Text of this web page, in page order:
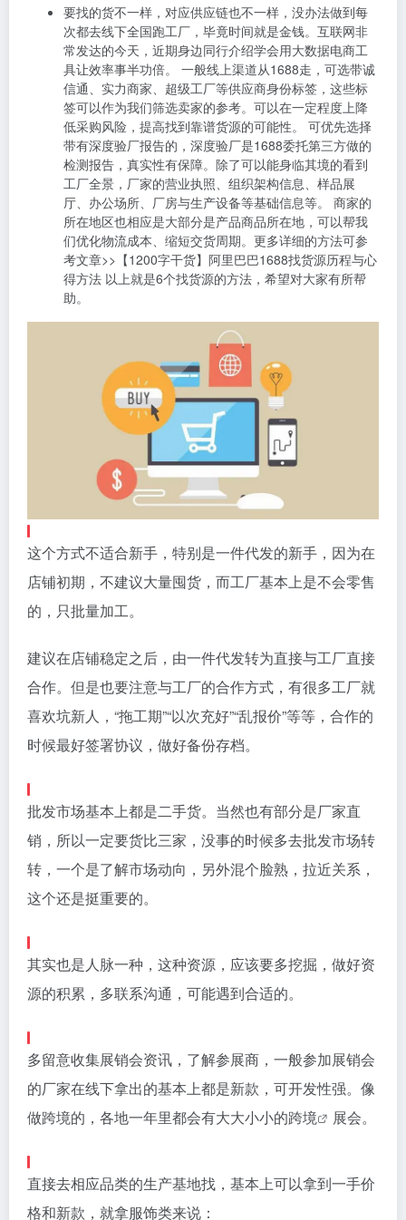
要找的货不一样，对应供应链也不一样，没办法做到每
次都去线下全国跑工厂，毕竟时间就是金钱。互联网非
常发达的今天，近期身边同行介绍学会用大数据电商工
具让效率事半功倍。 一般线上渠道从1688走，可选带诚
信通、实力商家、超级工厂等供应商身份标签，这些标
签可以作为我们筛选卖家的参考。可以在一定程度上降
低采购风险，提高找到靠谱货源的可能性。 可优先选择
带有深度验厂报告的，深度验厂是1688委托第三方做的
检测报告，真实性有保障。除了可以能身临其境的看到
工厂全景，厂家的营业执照、组织架构信息、样品展
厅、办公场所、厂房与生产设备等基础信息等。 商家的
所在地区也相应是大部分是产品商品所在地，可以帮我
们优化物流成本、缩短交货周期。更多详细的方法可参
考文章>>【1200字干货】阿里巴巴1688找货源历程与心
得方法 以上就是6个找货源的方法，希望对大家有所帮
助。
这个方式不适合新手，特别是一件代发的新手，因为在
店铺初期，不建议大量囤货，而工厂基本上是不会零售
的，只批量加工。
建议在店铺稳定之后，由一件代发转为直接与工厂直接
合作。但是也要注意与工厂的合作方式，有很多工厂就
喜欢坑新人，“拖工期”“以次充好”“乱报价”等等，合作的
时候最好签署协议，做好备份存档。
批发市场基本上都是二手货。当然也有部分是厂家直
销，所以一定要货比三家，没事的时候多去批发市场转
转，一个是了解市场动向，另外混个脸熟，拉近关系，
这个还是挺重要的。
其实也是人脉一种，这种资源，应该要多挖掘，做好资
源的积累，多联系沟通，可能遇到合适的。
多留意收集展销会资讯，了解参展商，一般参加展销会
的厂家在线下拿出的基本上都是新款，可开发性强。像
做跨境的，各地一年里都会有大大小小的跨境 展会。
直接去相应品类的生产基地找，基本上可以拿到一手价
格和新款，就拿服饰类来说：